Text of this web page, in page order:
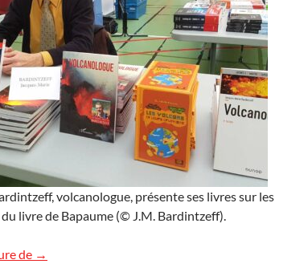
volcanologue, présente ses livres sur les
du livre de Bapaume (© J.M. Bardintzeff).
de Salon de Bapaume : les images
→